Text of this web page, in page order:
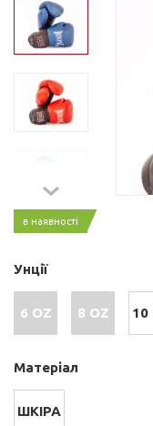
в наявності
Унції
6 OZ 8 OZ 10
Матеріал
ШКІРА